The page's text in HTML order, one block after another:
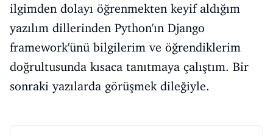
ilgimden dolayı öğrenmekten keyif aldığım
yazılım dillerinden Python'ın Django
framework'ünü bilgilerim ve öğrendiklerim
doğrultusunda kısaca tanıtmaya çalıştım. Bir
sonraki yazılarda görüşmek dileğiyle.